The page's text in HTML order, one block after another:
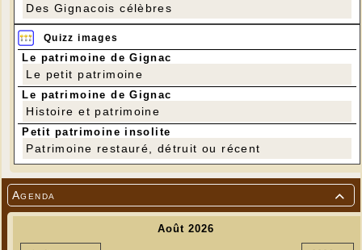

Agenda
Des Gignacois célèbres
Quizz images
Le patrimoine de Gignac
Le petit patrimoine
Le patrimoine de Gignac
Histoire et patrimoine
Petit patrimoine insolite
Patrimoine restauré, détruit ou récent